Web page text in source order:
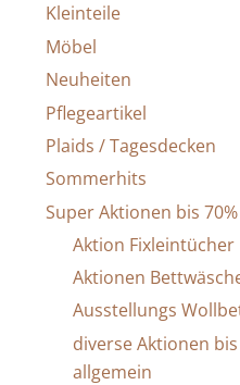
Kleinteile
Möbel
Neuheiten
Pflegeartikel
Plaids / Tagesdecken
Sommerhits
Super Aktionen bis 70%
Aktion Fixleintücher
Aktionen
Ausstellungs
diverse Aktionen bis
allgemein